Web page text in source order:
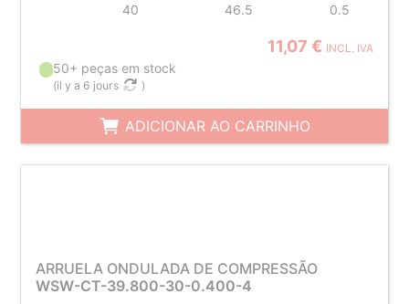
40 46.5 0.5
11,07 € INCL. IVA
50+ peças em stock
(il y a 6 jours )
ADICIONAR AO CARRINHO
ARRUELA ONDULADA DE COMPRESSÃO
WSW-CT-39.800-30-0.400-4